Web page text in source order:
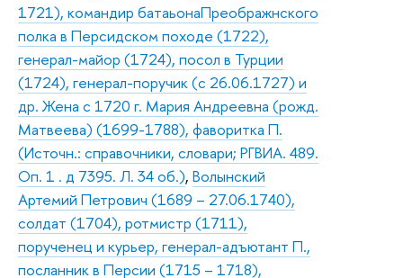
1721), командир батаьонаПреображнского
полка в Персидском походе (1722),
генерал-майор (1724), посол в Турции
(1724), генерал-поручик (с 26.06.1727) и
др. Жена с 1720 г. Мария Андреевна (рожд.
Матвеева) (1699-1788), фаворитка П.
(Источн.: справочники, словари; РГВИА. 489.
Оп. 1 . д 7395. Л. 34 об.), Волынский
Артемий Петрович (1689 – 27.06.1740),
солдат (1704), ротмистр (1711),
порученец и курьер, генерал-адъютант П.,
посланник в Персии (1715 – 1718),